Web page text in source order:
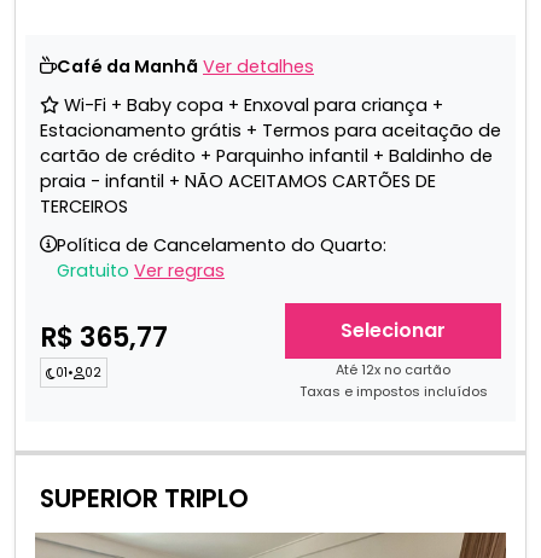
Café da Manhã Ver detalhes
Wi-Fi + Baby copa + Enxoval para criança +
Estacionamento grátis + Termos para aceitação de
cartão de crédito + Parquinho infantil + Baldinho de
praia - infantil + NÃO ACEITAMOS CARTÕES DE
TERCEIROS
Política de Cancelamento do Quarto:
Gratuito Ver regras
R$ 365,77
01• 02
Selecionar
Até 12x no cartão
Taxas e impostos incluídos
SUPERIOR TRIPLO